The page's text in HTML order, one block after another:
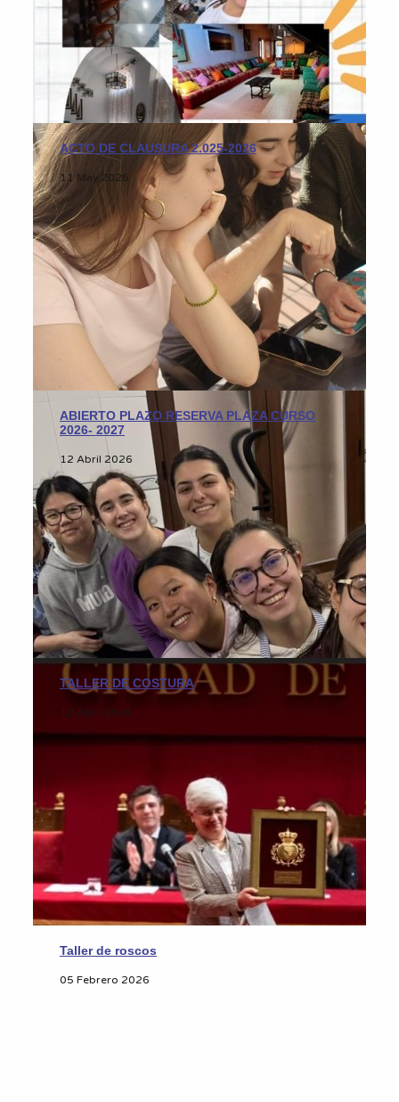
ACTO DE CLAUSURA 2.025-2026
11 May 2026
ABIERTO PLAZO RESERVA PLAZA CURSO
2026- 2027
12 Abril 2026
TALLER DE COSTURA
12 Abril 2026
Taller de roscos
05 Febrero 2026